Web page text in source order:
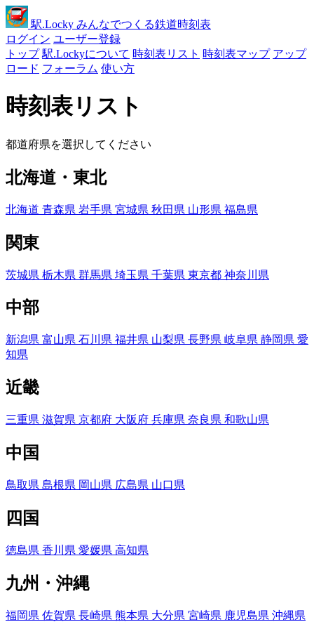
駅.Locky みんなでつくる鉄道時刻表
ログイン ユーザー登録
トップ 駅.Lockyについて 時刻表リスト 時刻表マップ アップ
ロード フォーラム 使い方
時刻表リスト
都道府県を選択してください
北海道・東北
北海道 青森県 岩手県 宮城県 秋田県 山形県 福島県
関東
茨城県 栃木県 群馬県 埼玉県 千葉県 東京都 神奈川県
中部
新潟県 富山県 石川県 福井県 山梨県 長野県 岐阜県 静岡県 愛
知県
近畿
三重県 滋賀県 京都府 大阪府 兵庫県 奈良県 和歌山県
中国
鳥取県 島根県 岡山県 広島県 山口県
四国
徳島県 香川県 愛媛県 高知県
九州・沖縄
福岡県 佐賀県 長崎県 熊本県 大分県 宮崎県 鹿児島県 沖縄県